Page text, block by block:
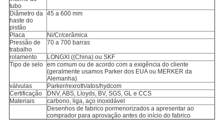
tubo
Diâmetro da
haste do
pistão
45 a 600 mm
Placa
Ni/Cr/cerâmica
Pressão de
trabalho
70 a 700 barras
rolamento
LONGXI ((China) ou SKF
Tipo de selo em comum ou de acordo com a exigência do cliente
(geralmente usamos Parker dos EUA ou MERKER da
Alemanha)
válvulas
Parker/rexroth/atos/hydcom
Certificação
DNV, ABS, Lloyds, BV, SGS, GL e CCS
Materiais
carbono, liga, aço inoxidável
Desenhos de fabrico pormenorizados a apresentar ao
comprador para aprovação antes do início do fabrico